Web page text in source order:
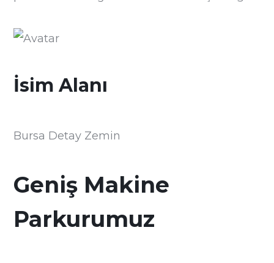
İsim Alanı
Bursa Detay Zemin
Geniş Makine
Parkurumuz